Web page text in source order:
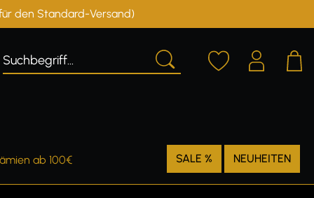
den Standard-Versand)
ab 100€ SALE % NEUHEITEN